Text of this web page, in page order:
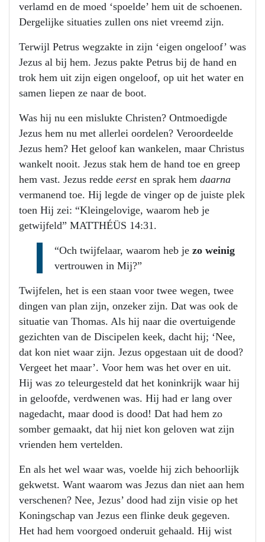
verlamd en de moed ‘spoelde’ hem uit de schoenen.
Dergelijke situaties zullen ons niet vreemd zijn.
Terwijl Petrus wegzakte in zijn ‘eigen ongeloof’ was
Jezus al bij hem. Jezus pakte Petrus bij de hand en
trok hem uit zijn eigen ongeloof, op uit het water en
samen liepen ze naar de boot.
Was hij nu een mislukte Christen? Ontmoedigde
Jezus hem nu met allerlei oordelen? Veroordeelde
Jezus hem? Het geloof kan wankelen, maar Christus
wankelt nooit. Jezus stak hem de hand toe en greep
hem vast. Jezus redde eersten sprak hem daarna
vermanend toe. Hij legde de vinger op de juiste plek
toen Hij zei: “Kleingelovige, waarom heb je
getwijfeld” MATTHÉÜS 14:31.
“Och twijfelaar, waarom heb je zo weinig
vertrouwen in Mij?”
Twijfelen, het is een staan voor twee wegen, twee
dingen van plan zijn, onzeker zijn. Dat was ook de
situatie van Thomas. Als hij naar die overtuigende
gezichten van de Discipelen keek, dacht hij; ‘Nee,
dat kon niet waar zijn. Jezus opgestaan uit de dood?
Vergeet het maar’. Voor hem was het over en uit.
Hij was zo teleurgesteld dat het koninkrijk waar hij
in geloofde, verdwenen was. Hij had er lang over
nagedacht, maar dood is dood! Dat had hem zo
somber gemaakt, dat hij niet kon geloven wat zijn
vrienden hem vertelden.
En als het wel waar was, voelde hij zich behoorlijk
gekwetst. Want waarom was Jezus dan niet aan hem
verschenen? Nee, Jezus’ dood had zijn visie op het
Koningschap van Jezus een flinke deuk gegeven.
Het had hem voorgoed onderuit gehaald. Hij wist